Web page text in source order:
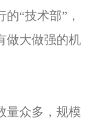
“技术部”，
做大做强的机
量众多，规模